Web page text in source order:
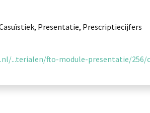
Presentatie, Prescriptiecijfers
...terialen/fto-module-presentatie/256/